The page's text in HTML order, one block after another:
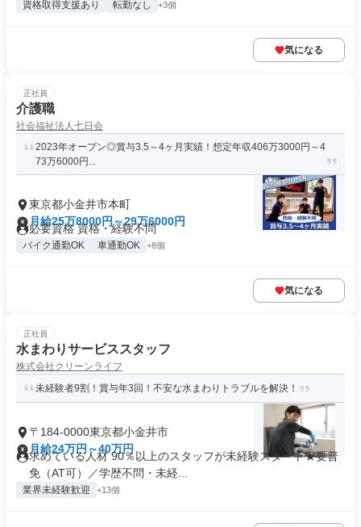
資格取得支援あり 転勤なし +3個
気になる
正社員
介護職
社会福祉法人七日会
2023年オープン◎賞与3.5～4ヶ月実績！想定年収406万3000円～4
73万6000円...
東京都小金井市本町
月給25万8000円～29万6000円
必要資格 資格・経験不問
バイク通勤OK 車通勤OK +8個
気になる
正社員
水まわりサービススタッフ
株式会社クリーンライフ
未経験者9割！賞与年3回！不安な水まわりトラブルを解決！
〒184-0000東京都小金井市
月給24万円～40万円
求めている人材 90％以上のスタッフが未経験スタート★要普
免（AT可）／学歴不問・未経...
業界未経験歓迎 +13個